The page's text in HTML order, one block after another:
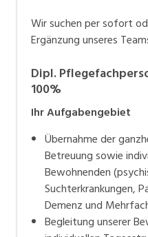
Wir suchen per sofort
Ergänzung unseres
Dipl.
100%
Ihr Aufgabengebiet
Übernahme der
Betreuung sowie
Bewohnenden
Suchterkrankungen,
Demenz und
Begleitung unserer